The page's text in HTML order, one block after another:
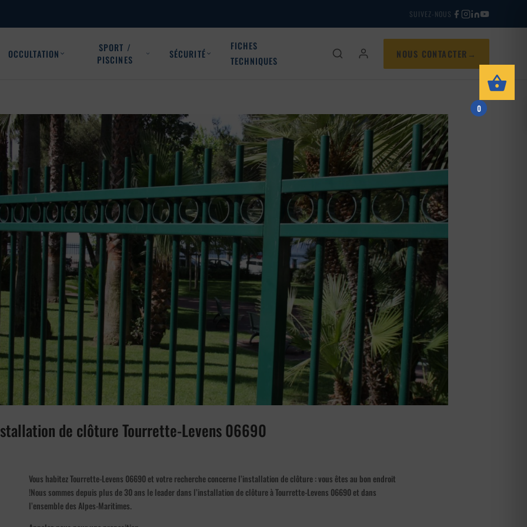
SUIVEZ-NOUS
OCCULTATION
SPORT /
PISCINES
SÉCURITÉ
FICHES
TECHNIQUES
NOUS CONTACTER
de clôture Tourrette-Levens 06690
Vous habitez Tourrette-Levens 06690 et votre recherche concerne l’installation de clôture : vous êtes au bon endroit
!Nous sommes depuis plus de 30 ans le leader dans l’installation de clôture à Tourrette-Levens 06690 et dans
l’ensemble des Alpes-Maritimes.
0